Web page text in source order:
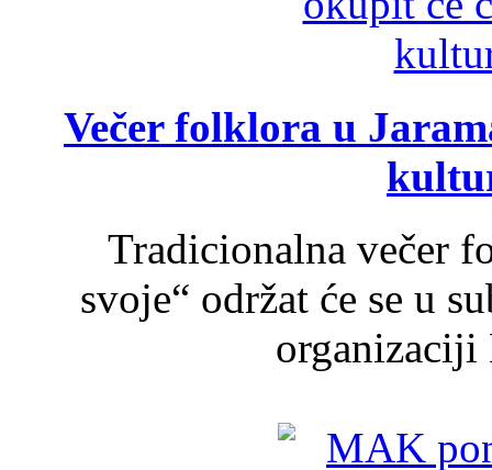
Večer folklora u
Tradicionalna večer
svoje“ održat će se u
organizaciji